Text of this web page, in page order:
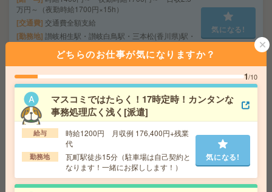
万円～（夜勤時給1700円×15h）
交通費 交通費全額支給
勤務地 讃岐相生駅・讃岐白鳥駅・三本松(香川県)駅・
気になる!
3ヵ月で71万円稼ぐ！病院で備品のチェックなど＊医療行
為はナシ[派遣]
給 与
無資格の方：時給1350円～1687円 / 介護福祉
士：時給1600円～2000円 / 初任者以上：時給1450円
～1812円
交通費 全額支給
勤務地 【岡山市北区】北長瀬・東中央町・西大寺
町・田町・福渡など勤務地多数！
気になる!
どちらのお仕事が気になりますか？
1/10
マスコミではたらく！17時定時！カンタンな
事務処理広く浅く[派遣]
給与
時給1200円 月収例 176,400円+残業
代
勤務地
瓦町駅徒歩15分（駐車場は自己契約と
なります！一緒にお探しします！）
気になる!